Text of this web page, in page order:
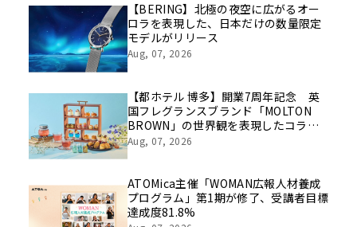
【BERING】北極の夜空に広がるオー
ロラを表現した、日本だけの数量限定
モデルがリリース
Aug, 07, 2026
【都ホテル 博多】開業7周年記念 英
国フレグランスブランド「MOLTON
BROWN」の世界観を表現したコラボ
レーションアフタヌーンティーを販売
Aug, 07, 2026
ATOMica主催「WOMAN広報人材養成
プログラム」第1期が修了、受講者目標
達成度81.8%